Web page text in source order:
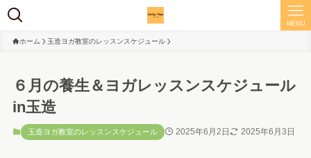
MENU
ホーム 玉造ヨガ教室のレッスンスケジュール
６月の養生＆ヨガレッスンスケジュール
in玉造
玉造ヨガ教室のレッスンスケジュール 2025年6月2日 2025年6月3日